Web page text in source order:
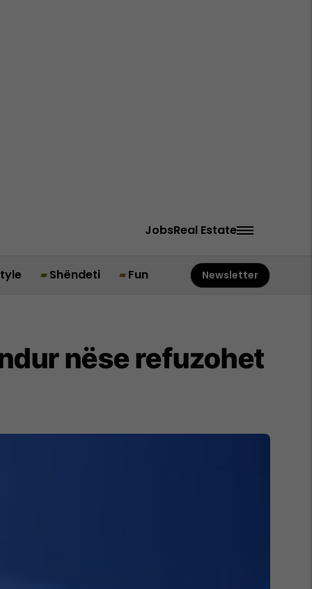
JobsReal Estate
Shëndeti Fun Newsletter
nëse refuzohet